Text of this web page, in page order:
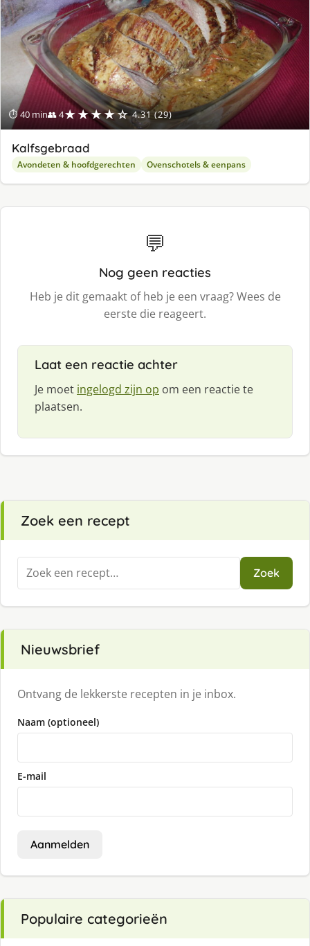
⏱ 40 min👥 4★★★★☆ 4.31 (29)
Kalfsgebraad
Avondeten & hoofdgerechten Ovenschotels & eenpans
💬
Nog geen reacties
Heb je dit gemaakt of heb je een vraag? Wees de
eerste die reageert.
Laat een reactie achter
Je moet ingelogd zijn op om een reactie te
plaatsen.
Zoek een recept
Zoeken
naar:
Zoek
Nieuwsbrief
Ontvang de lekkerste recepten in je inbox.
Naam (optioneel)
E-mail
Aanmelden
Populaire categorieën